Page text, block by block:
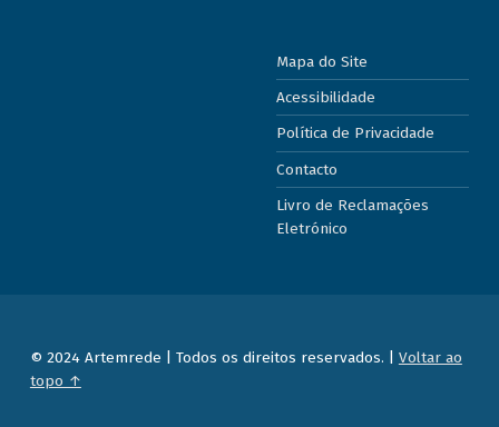
Mapa do Site
Acessibilidade
Política de Privacidade
Contacto
Livro de Reclamações
Eletrónico
© 2024 Artemrede | Todos os direitos reservados. | Voltar ao
topo ↑